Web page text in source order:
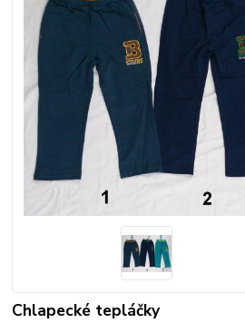
Chlapecké tepláčky